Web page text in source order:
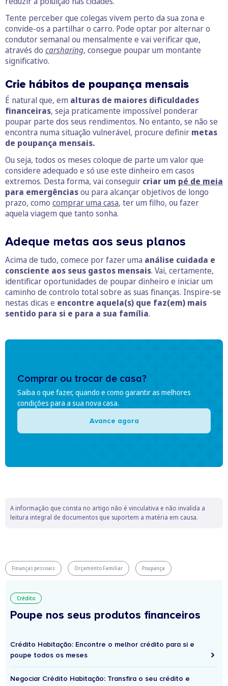
Tente perceber que colegas vivem perto da sua zona e
convide-os a partilhar o carro. Pode optar por alternar o
condutor semanal ou mensalmente e vai verificar que,
através do carsharing, consegue poupar um montante
significativo.
Crie hábitos de poupança mensais
É natural que, em alturas de maiores dificuldades
financeiras, seja praticamente impossível ponderar
poupar parte dos seus rendimentos. No entanto, se não se
encontra numa situação vulnerável, procure definir metas
de poupança mensais.
Ou seja, todos os meses coloque de parte um valor que
considere adequado e só use este dinheiro em casos
extremos. Desta forma, vai conseguir criar um pé de meia
para emergênciasou para alcançar objetivos de longo
prazo, como comprar uma casa, ter um filho, ou fazer
aquela viagem que tanto sonha.
Adeque metas aos seus planos
Acima de tudo, comece por fazer uma análise cuidada e
consciente aos seus gastos mensais. Vai, certamente,
identificar oportunidades de poupar dinheiro e iniciar um
caminho de controlo total sobre as suas finanças. Inspire-se
nestas dicas e encontre aquela(s) que faz(em) mais
sentido para si e para a sua família.
Comprar ou trocar de casa?
Saiba o que fazer, quando e como garantir as melhores
condições para a sua nova casa.
Avance agora
A informação que consta no artigo não é vinculativa e não invalida a
leitura integral de documentos que suportem a matéria em causa.
Finanças pessoais Orçamento Familiar Poupança
Crédito
Poupe nos seus produtos financeiros
Crédito Habitação: Encontre o melhor crédito para si e
poupe todos os meses
Negociar Crédito Habitação: Transfira o seu crédito e